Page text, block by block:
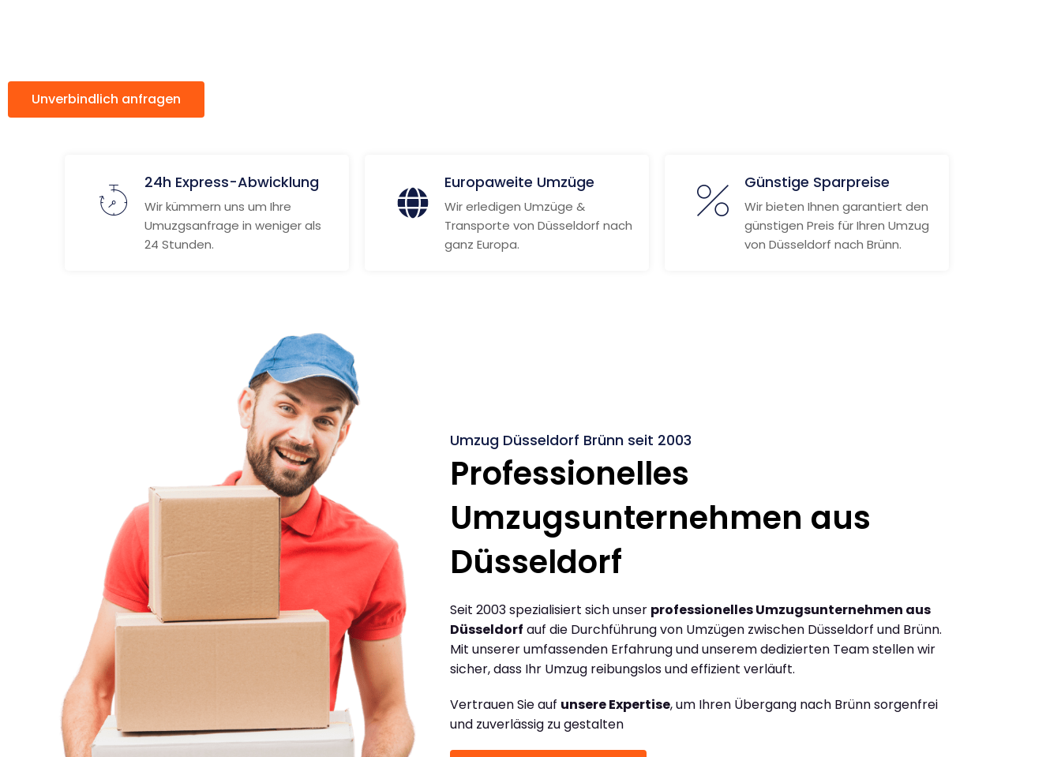
Unverbindlich anfragen
24h Express-Abwicklung
Wir kümmern uns um Ihre
Umuzgsanfrage in weniger als
24 Stunden.
Europaweite Umzüge
Wir erledigen Umzüge &
Transporte von Düsseldorf nach
ganz Europa.
Günstige Sparpreise
Wir bieten Ihnen garantiert den
günstigen Preis für Ihren Umzug
von Düsseldorf nach Brünn.
Umzug Düsseldorf Brünn seit 2003
Professionelles
Umzugsunternehmen aus
Düsseldorf
Seit 2003 spezialisiert sich unser professionelles Umzugsunternehmen aus
Düsseldorf auf die Durchführung von Umzügen zwischen Düsseldorf und Brünn.
Mit unserer umfassenden Erfahrung und unserem dedizierten Team stellen wir
sicher, dass Ihr Umzug reibungslos und effizient verläuft.
Vertrauen Sie auf unsere Expertise, um Ihren Übergang nach Brünn sorgenfrei
und zuverlässig zu gestalten